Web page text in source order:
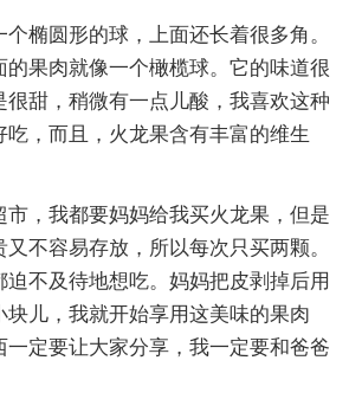
椭圆形的球，上面还长着很多角。
的果肉就像一个橄榄球。它的味道很
很甜，稍微有一点儿酸，我喜欢这种
吃，而且，火龙果含有丰富的维生
市，我都要妈妈给我买火龙果，但是
不容易存放，所以每次只买两颗。
迫不及待地想吃。妈妈把皮剥掉后用
块儿，我就开始享用这美味的果肉
一定要让大家分享，我一定要和爸爸